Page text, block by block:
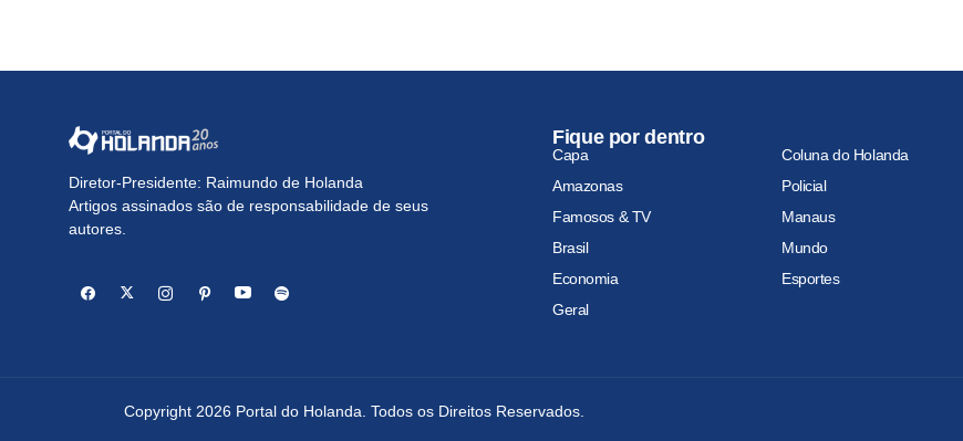
Diretor-Presidente: Raimundo de Holanda
Artigos assinados são de responsabilidade de seus
autores.
Fique por dentro
Capa
Coluna do Holanda
Amazonas
Policial
Famosos & TV
Manaus
Brasil
Mundo
Economia
Esportes
Geral
Copyright 2026 Portal do Holanda. Todos os Direitos Reservados.